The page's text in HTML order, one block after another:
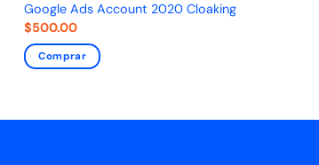
Google Ads Account 2020 Cloaking
$500.00
Comprar